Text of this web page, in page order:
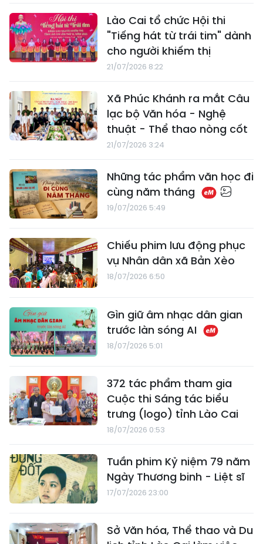
Lào Cai tổ chức Hội thi
"Tiếng hát từ trái tim" dành
cho người khiếm thị
21/07/2026 8:22
Xã Phúc Khánh ra mắt Câu
lạc bộ Văn hóa - Nghệ
thuật - Thể thao nòng cốt
21/07/2026 3:24
​Những tác phẩm văn học đi
cùng năm tháng
19/07/2026 5:49
Chiếu phim lưu động phục
vụ Nhân dân xã Bản Xèo
18/07/2026 6:50
Gìn giữ âm nhạc dân gian
trước làn sóng AI
18/07/2026 5:01
372 tác phẩm tham gia
Cuộc thi Sáng tác biểu
trưng (logo) tỉnh Lào Cai
18/07/2026 0:53
Tuần phim Kỷ niệm 79 năm
Ngày Thương binh - Liệt sĩ
17/07/2026 23:00
Sở Văn hóa, Thể thao và Du